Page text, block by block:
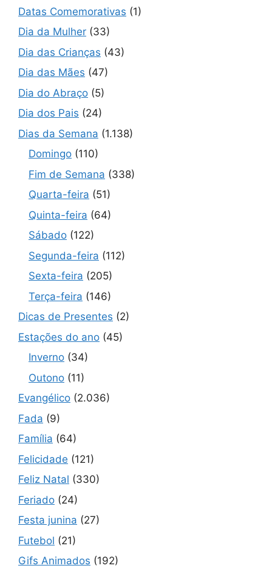
Datas Comemorativas (1)
Dia da Mulher (33)
Dia das Crianças (43)
Dia das Mães (47)
Dia do Abraço (5)
Dia dos Pais (24)
Dias da Semana (1.138)
Domingo (110)
Fim de Semana (338)
Quarta-feira (51)
Quinta-feira (64)
Sábado (122)
Segunda-feira (112)
Sexta-feira (205)
Terça-feira (146)
Dicas de Presentes (2)
Estações do ano (45)
Inverno (34)
Outono (11)
Evangélico (2.036)
Fada (9)
Família (64)
Felicidade (121)
Feliz Natal (330)
Feriado (24)
Festa junina (27)
Futebol (21)
Gifs Animados (192)